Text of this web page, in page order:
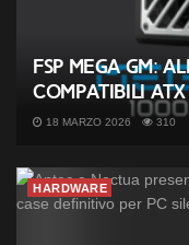
FSP MEGA
compatibili ATX
18 MARZO 2026 310
HARDWARE